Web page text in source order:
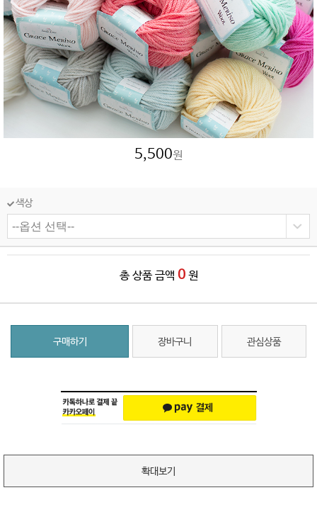
5,500원
색상
총 상품 금액 0 원
구매하기 장바구니 관심상품
확대보기